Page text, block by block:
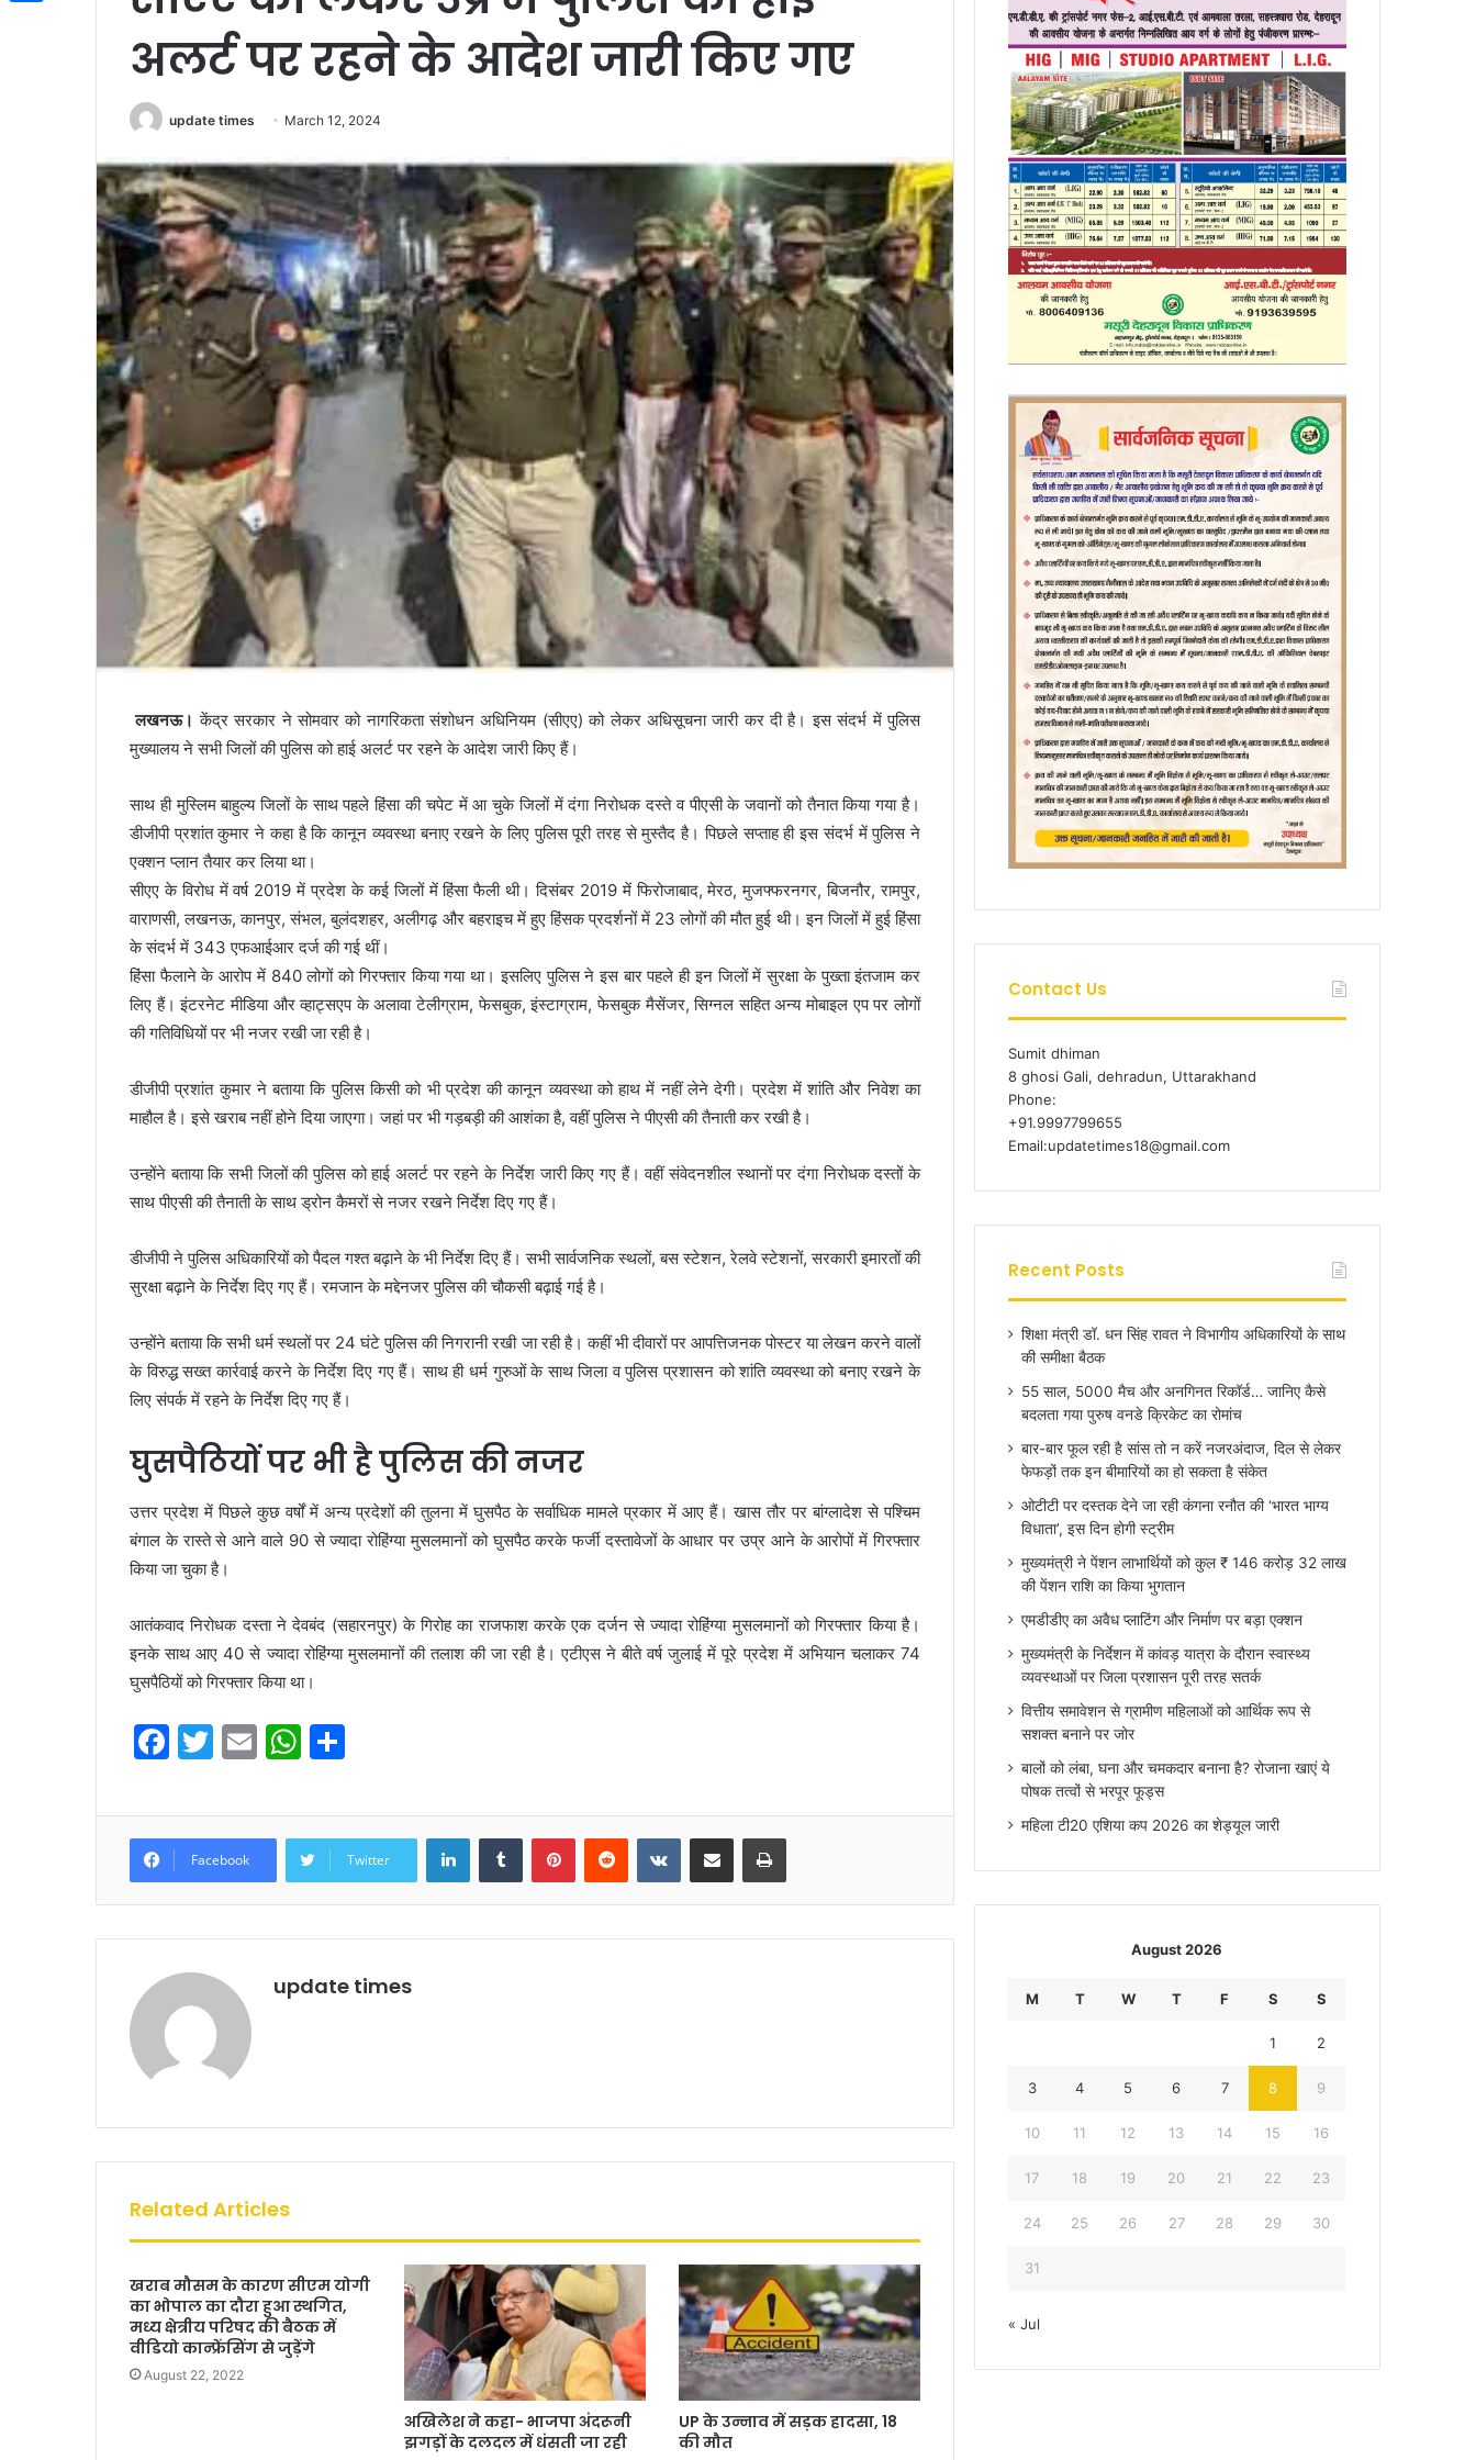
अलर्ट पर रहने के आदेश जारी किए गए
update times March 12, 2024
लखनऊ।केंद्र सरकार ने सोमवार को नागरिकता संशोधन अधिनियम (सीएए) को लेकर अधिसूचना जारी कर दी है। इस संदर्भ में पुलिस
मुख्यालय ने सभी जिलों की पुलिस को हाई अलर्ट पर रहने के आदेश जारी किए हैं।
साथ ही मुस्लिम बाहुल्य जिलों के साथ पहले हिंसा की चपेट में आ चुके जिलों में दंगा निरोधक दस्ते व पीएसी के जवानों को तैनात किया गया है।
डीजीपी प्रशांत कुमार ने कहा है कि कानून व्यवस्था बनाए रखने के लिए पुलिस पूरी तरह से मुस्तैद है। पिछले सप्ताह ही इस संदर्भ में पुलिस ने
एक्शन प्लान तैयार कर लिया था।
सीएए के विरोध में वर्ष 2019 में प्रदेश के कई जिलों में हिंसा फैली थी। दिसंबर 2019 में फिरोजाबाद, मेरठ, मुजफ्फरनगर, बिजनौर, रामपुर,
वाराणसी, लखनऊ, कानपुर, संभल, बुलंदशहर, अलीगढ़ और बहराइच में हुए हिंसक प्रदर्शनों में 23 लोगों की मौत हुई थी। इन जिलों में हुई हिंसा
के संदर्भ में 343 एफआईआर दर्ज की गई थीं।
हिंसा फैलाने के आरोप में 840 लोगों को गिरफ्तार किया गया था। इसलिए पुलिस ने इस बार पहले ही इन जिलों में सुरक्षा के पुख्ता इंतजाम कर
लिए हैं। इंटरनेट मीडिया और व्हाट्सएप के अलावा टेलीग्राम, फेसबुक, इंस्टाग्राम, फेसबुक मैसेंजर, सिग्नल सहित अन्य मोबाइल एप पर लोगों
की गतिविधियों पर भी नजर रखी जा रही है।
डीजीपी प्रशांत कुमार ने बताया कि पुलिस किसी को भी प्रदेश की कानून व्यवस्था को हाथ में नहीं लेने देगी। प्रदेश में शांति और निवेश का
माहौल है। इसे खराब नहीं होने दिया जाएगा। जहां पर भी गड़बड़ी की आशंका है, वहीं पुलिस ने पीएसी की तैनाती कर रखी है।
उन्होंने बताया कि सभी जिलों की पुलिस को हाई अलर्ट पर रहने के निर्देश जारी किए गए हैं। वहीं संवेदनशील स्थानों पर दंगा निरोधक दस्तों के
साथ पीएसी की तैनाती के साथ ड्रोन कैमरों से नजर रखने निर्देश दिए गए हैं।
डीजीपी ने पुलिस अधिकारियों को पैदल गश्त बढ़ाने के भी निर्देश दिए हैं। सभी सार्वजनिक स्थलों, बस स्टेशन, रेलवे स्टेशनों, सरकारी इमारतों की
सुरक्षा बढ़ाने के निर्देश दिए गए हैं। रमजान के मद्देनजर पुलिस की चौकसी बढ़ाई गई है।
उन्होंने बताया कि सभी धर्म स्थलों पर 24 घंटे पुलिस की निगरानी रखी जा रही है। कहीं भी दीवारों पर आपत्तिजनक पोस्टर या लेखन करने वालों
के विरुद्ध सख्त कार्रवाई करने के निर्देश दिए गए हैं। साथ ही धर्म गुरुओं के साथ जिला व पुलिस प्रशासन को शांति व्यवस्था को बनाए रखने के
लिए संपर्क में रहने के निर्देश दिए गए हैं।
घुसपैठियों पर भी है पुलिस की नजर
उत्तर प्रदेश में पिछले कुछ वर्षों में अन्य प्रदेशों की तुलना में घुसपैठ के सर्वाधिक मामले प्रकार में आए हैं। खास तौर पर बांग्लादेश से पश्चिम
बंगाल के रास्ते से आने वाले 90 से ज्यादा रोहिंग्या मुसलमानों को घुसपैठ करके फर्जी दस्तावेजों के आधार पर उप्र आने के आरोपों में गिरफ्तार
किया जा चुका है।
आतंकवाद निरोधक दस्ता ने देवबंद (सहारनपुर) के गिरोह का राजफाश करके एक दर्जन से ज्यादा रोहिंग्या मुसलमानों को गिरफ्तार किया है।
इनके साथ आए 40 से ज्यादा रोहिंग्या मुसलमानों की तलाश की जा रही है। एटीएस ने बीते वर्ष जुलाई में पूरे प्रदेश में अभियान चलाकर 74
घुसपैठियों को गिरफ्तार किया था।
F
c
e
b
o
o
k
T
itt
er
E
ai
l
W
at
s
A
p
p
ar
e
Facebook Twitter
update times
Related Articles
खराब मौसम के कारण सीएम योगी
का भोपाल का दौरा हुआ स्थगित,
मध्य क्षेत्रीय परिषद की बैठक में
वीडियो कान्फ्रेंसिंग से जुड़ेंगे
August 22, 2022
अखिलेश ने कहा- भाजपा अंदरूनी
झगड़ों के दलदल में धंसती जा रही
UP के उन्नाव में सड़क हादसा, 18
की मौत
Contact Us
Sumit dhiman
8 ghosi Gali, dehradun, Uttarakhand
Phone:
+91.9997799655
Email:updatetimes18@gmail.com
Recent Posts
शिक्षा मंत्री डॉ. धन सिंह रावत ने विभागीय अधिकारियों के साथ
की समीक्षा बैठक
55 साल, 5000 मैच और अनगिनत रिकॉर्ड… जानिए कैसे
बदलता गया पुरुष वनडे क्रिकेट का रोमांच
बार-बार फूल रही है सांस तो न करें नजरअंदाज, दिल से लेकर
फेफड़ों तक इन बीमारियों का हो सकता है संकेत
ओटीटी पर दस्तक देने जा रही कंगना रनौत की ‘भारत भाग्य
विधाता’, इस दिन होगी स्ट्रीम
मुख्यमंत्री ने पेंशन लाभार्थियों को कुल ₹ 146 करोड़ 32 लाख
की पेंशन राशि का किया भुगतान
एमडीडीए का अवैध प्लाटिंग और निर्माण पर बड़ा एक्शन
मुख्यमंत्री के निर्देशन में कांवड़ यात्रा के दौरान स्वास्थ्य
व्यवस्थाओं पर जिला प्रशासन पूरी तरह सतर्क
वित्तीय समावेशन से ग्रामीण महिलाओं को आर्थिक रूप से
सशक्त बनाने पर जोर
बालों को लंबा, घना और चमकदार बनाना है? रोजाना खाएं ये
पोषक तत्वों से भरपूर फूड्स
महिला टी20 एशिया कप 2026 का शेड्यूल जारी
August 2026
M T W T F S S
1 2
3 4 5 6 7 8 9
10 11 12 13 14 15 16
17 18 19 20 21 22 23
24 25 26 27 28 29 30
31
« Jul